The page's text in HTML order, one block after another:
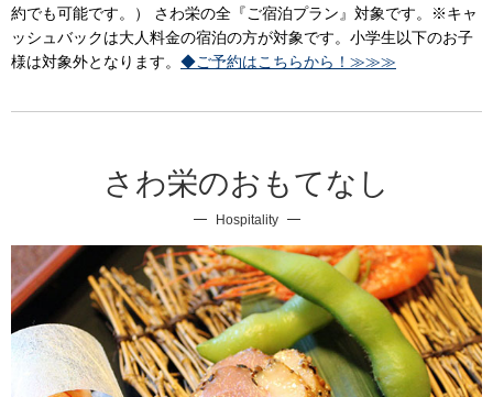
約でも可能です。） さわ栄の全『ご宿泊プラン』対象です。※キャ
ッシュバックは大人料金の宿泊の方が対象です。小学生以下のお子
様は対象外となります。 ◆ご予約はこちらから！≫≫≫
さわ栄のおもてなし
Hospitality